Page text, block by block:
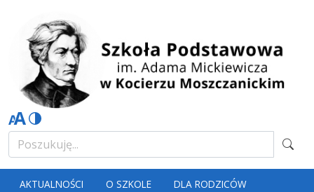
AKTUALNOŚCI O SZKOLE
DLA RODZICÓW